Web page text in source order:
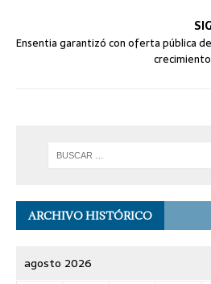
Ensentia garantizó con oferta pública
ARCHIVO HISTÓRICO
agosto 2026